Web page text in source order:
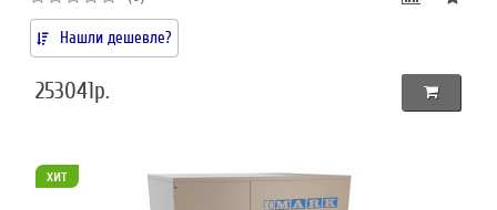
Нашли дешевле?
253041р.
хит